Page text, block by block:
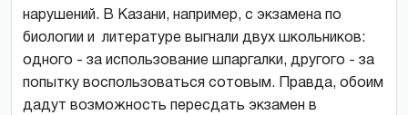
нарушений. В Казани, например, с экзамена по
биологии и литературе выгнали двух школьников:
одного - за использование шпаргалки, другого - за
попытку воспользоваться сотовым. Правда, обоим
дадут возможность пересдать экзамен в